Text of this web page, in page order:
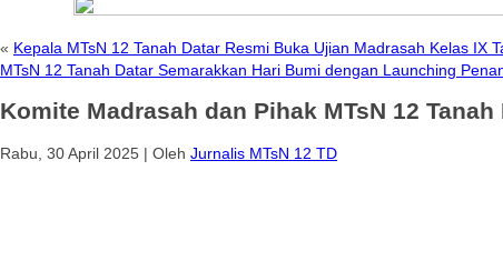
« Kepala MTsN 12 Tanah Datar Resmi Buka Ujian Madrasah Kelas IX
MTsN 12 Tanah Datar Semarakkan Hari Bumi dengan Launching
Komite Madrasah dan Pihak MTsN 12
Rabu, 30 April 2025 | Oleh Jurnalis MTsN 12 TD